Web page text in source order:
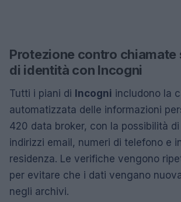
Protezione contro chiamate
di identità con Incogni
Tutti i piani di Incogni includono la
automatizzata delle informazioni
420 data broker, con la possibilità
indirizzi email, numeri di telefono e
residenza. Le verifiche vengono
per evitare che i dati vengano
negli archivi.